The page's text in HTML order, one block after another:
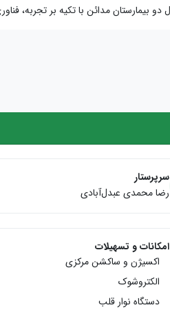
سرپرستار
رضا محمدی عبدل‌آبادی
امکانات و تسهیلات
اکسیژن و ساکشن مرکزی
الکتروشوک
دستگاه نوار قلب